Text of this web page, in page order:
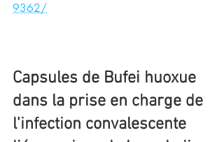
9362/
Capsules de Bufei huoxue
dans la prise en charge de
l'infection convalescente